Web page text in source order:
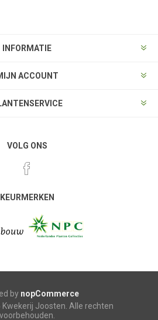
INFORMATIE
ACCOUNT
VOLG ONS
KEURMERKEN
by nopCommerce
Kwekerij Joosten. Alle rechten
voorbehouden.